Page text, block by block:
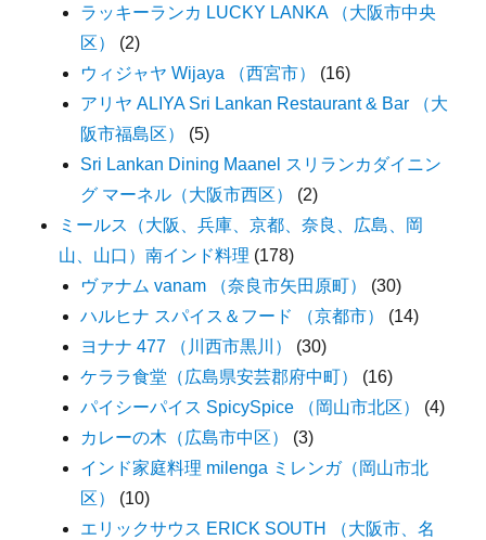
ラッキーランカ LUCKY LANKA （大阪市中央
区）
(2)
ウィジャヤ Wijaya （西宮市）
(16)
アリヤ ALIYA Sri Lankan Restaurant & Bar （大
阪市福島区）
(5)
Sri Lankan Dining Maanel スリランカダイニン
グ マーネル（大阪市西区）
(2)
ミールス（大阪、兵庫、京都、奈良、広島、岡
山、山口）南インド料理 (178)
ヴァナム vanam （奈良市矢田原町）
(30)
ハルヒナ スパイス＆フード （京都市）
(14)
ヨナナ 477 （川西市黒川）
(30)
ケララ食堂（広島県安芸郡府中町）
(16)
パイシーパイス SpicySpice （岡山市北区）
(4)
カレーの木（広島市中区）
(3)
インド家庭料理 milenga ミレンガ（岡山市北
区）
(10)
エリックサウス ERICK SOUTH （大阪市、名